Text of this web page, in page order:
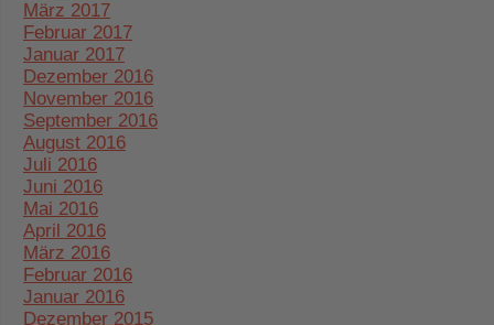
März 2017
Februar 2017
Januar 2017
Dezember 2016
November 2016
September 2016
August 2016
Juli 2016
Juni 2016
Mai 2016
April 2016
März 2016
Februar 2016
Januar 2016
Dezember 2015